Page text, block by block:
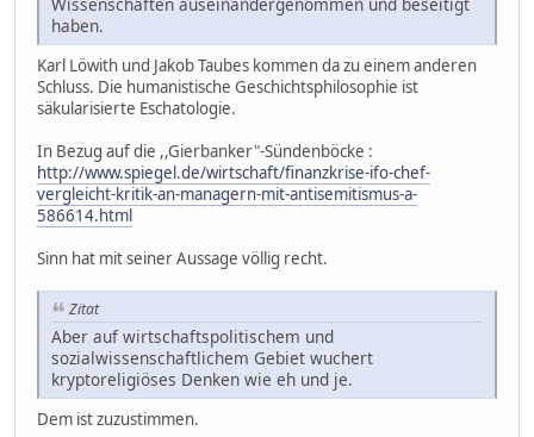
Wissenschaften auseinandergenommen und beseitigt
haben.
Karl Löwith und Jakob Taubes kommen da zu einem anderen
Schluss. Die humanistische Geschichtsphilosophie ist
säkularisierte Eschatologie.
In Bezug auf die ,,Gierbanker"-Sündenböcke :
http://www.spiegel.de/wirtschaft/finanzkrise-ifo-chef-
vergleicht-kritik-an-managern-mit-antisemitismus-a-
586614.html
Sinn hat mit seiner Aussage völlig recht.
Zitat
Aber auf wirtschaftspolitischem und
sozialwissenschaftlichem Gebiet wuchert
kryptoreligiöses Denken wie eh und je.
Dem ist zuzustimmen.